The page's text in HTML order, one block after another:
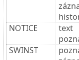
NOTICE
text
SWINST